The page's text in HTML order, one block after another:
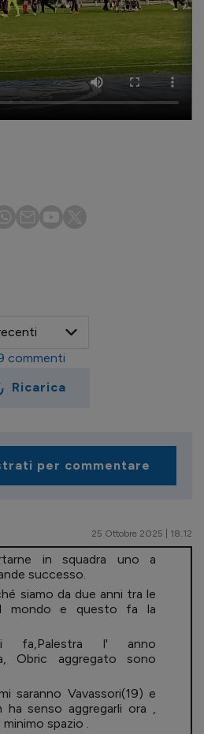
Ricarica
commenti
per commentare
25 Ottobre 2025 | 18.12
in squadra uno a
successo.
siamo da due anni tra le
mondo e questo fa la
fa,Palestra l' anno
Obric aggregato sono
saranno Vavassori(19) e
senso aggregarli ora ,
spazio .